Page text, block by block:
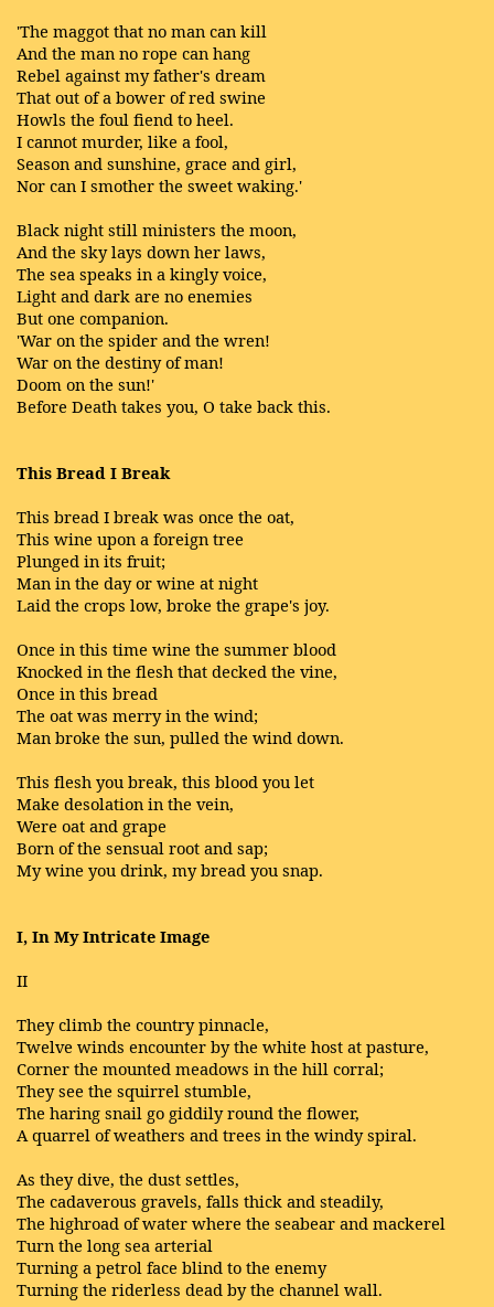
'The maggot that no man can kill
And the man no rope can hang
Rebel against my father's dream
That out of a bower of red swine
Howls the foul fiend to heel.
I cannot murder, like a fool,
Season and sunshine, grace and girl,
Nor can I smother the sweet waking.'
Black night still ministers the moon,
And the sky lays down her laws,
The sea speaks in a kingly voice,
Light and dark are no enemies
But one companion.
'War on the spider and the wren!
War on the destiny of man!
Doom on the sun!'
Before Death takes you, O take back this.
This Bread I Break
This bread I break was once the oat,
This wine upon a foreign tree
Plunged in its fruit;
Man in the day or wine at night
Laid the crops low, broke the grape's joy.
Once in this time wine the summer blood
Knocked in the flesh that decked the vine,
Once in this bread
The oat was merry in the wind;
Man broke the sun, pulled the wind down.
This flesh you break, this blood you let
Make desolation in the vein,
Were oat and grape
Born of the sensual root and sap;
My wine you drink, my bread you snap.
I, In My Intricate Image
II
They climb the country pinnacle,
Twelve winds encounter by the white host at pasture,
Corner the mounted meadows in the hill corral;
They see the squirrel stumble,
The haring snail go giddily round the flower,
A quarrel of weathers and trees in the windy spiral.
As they dive, the dust settles,
The cadaverous gravels, falls thick and steadily,
The highroad of water where the seabear and mackerel
Turn the long sea arterial
Turning a petrol face blind to the enemy
Turning the riderless dead by the channel wall.